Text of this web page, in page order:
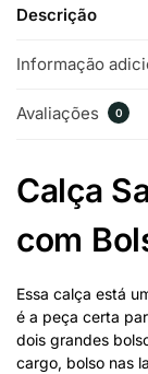
Descrição
Informação
Avaliações 0
Calça
com
Essa calça está
é a peça certa
dois grandes
cargo, bolso nas